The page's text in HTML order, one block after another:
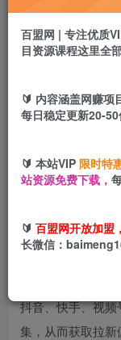
年卡会员
短剧拉新新手小
项目原理
短剧推广主要通
抖音、快手、视
集，从而获取拉
百盟网 | 专注优质
目资源课程这里全
🔰 内容涵盖网赚项
每日稳定更新20-50
🔰 本站VIP 限时特
站资源免费下载，
🔰 百盟网开放加盟
长微信：